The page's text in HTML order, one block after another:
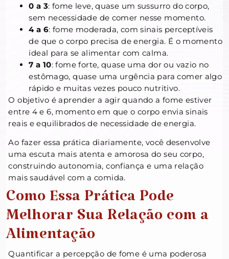
0 a 3: fome leve, quase um sussurro do corpo,
sem necessidade de comer nesse momento.
4 a 6: fome moderada, com sinais perceptíveis
de que o corpo precisa de energia. É o momento
ideal para se alimentar com calma.
7 a 10: fome forte, quase uma dor ou vazio no
estômago, quase uma urgência para comer algo
rápido e muitas vezes pouco nutritivo.
O objetivo é aprender a agir quando a fome estiver
entre 4 e 6, momento em que o corpo envia sinais
reais e equilibrados de necessidade de energia.
Ao fazer essa prática diariamente, você desenvolve
uma escuta mais atenta e amorosa do seu corpo,
construindo autonomia, confiança e uma relação
mais saudável com a comida.
Como Essa Prática Pode
Melhorar Sua Relação com a
Alimentação
Quantificar a percepção de fome é uma poderosa